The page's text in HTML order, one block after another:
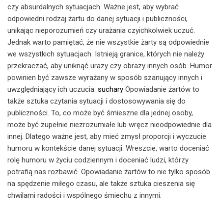
czy absurdalnych sytuacjach. Ważne jest, aby wybrać
odpowiedni rodzaj żartu do danej sytuacji i publiczności,
unikając nieporozumień czy urażania czyichkolwiek uczuć.
Jednak warto pamiętać, że nie wszystkie żarty są odpowiednie
we wszystkich sytuacjach. Istnieją granice, których nie należy
przekraczać, aby uniknąć urazy czy obrazy innych osób. Humor
powinien być zawsze wyrażany w sposób szanujący innych i
uwzględniający ich uczucia. suchary Opowiadanie żartów to
także sztuka czytania sytuacji i dostosowywania się do
publiczności. To, co może być śmieszne dla jednej osoby,
może być zupełnie niezrozumiałe lub wręcz nieodpowiednie dla
innej. Dlatego ważne jest, aby mieć zmysł proporcji i wyczucie
humoru w kontekście danej sytuacji. Wreszcie, warto doceniać
rolę humoru w życiu codziennym i doceniać ludzi, którzy
potrafią nas rozbawić. Opowiadanie żartów to nie tylko sposób
na spędzenie miłego czasu, ale także sztuka cieszenia się
chwilami radości i wspólnego śmiechu z innymi.